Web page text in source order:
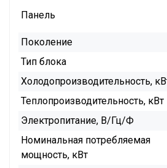
Панель
Поколение
Тип блока
Холодопроизводительность,
Теплопроизводительность, кВт
Электропитание, В/Гц/Ф
Номинальная потребляемая
мощность, кВт